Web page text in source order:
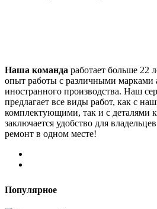
Наша команда работает больше
опыт работы с различными марками
иностранного производства. Наш
предлагает все виды работ, как с
комплектующими, так и с деталями
заключается удобство для
ремонт в одном месте!
Популярное